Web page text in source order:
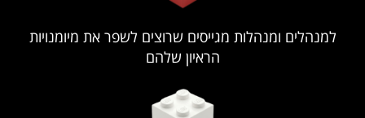
למנהלים ומנהלות מגייסים שרוצים לשפר את מיומנויות
הראיון שלהם